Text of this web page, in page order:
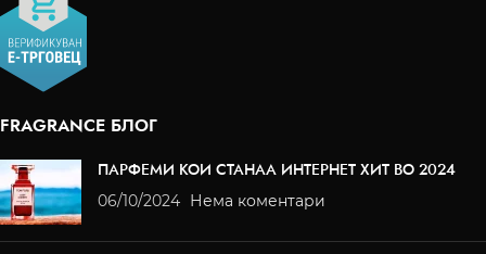
FRAGRANCE БЛОГ
ПАРФЕМИ КОИ СТАНАА ИНТЕРНЕТ ХИТ ВО 2024
06/10/2024 Нема коментари